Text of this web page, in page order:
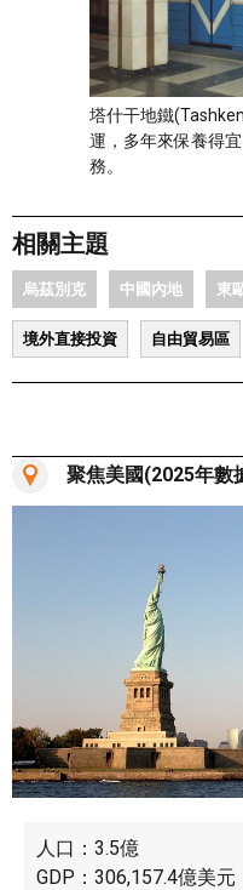
塔什干地鐵
運，多年來保養得
務。
相關主題
烏茲別克 中國內地 東
境外直接投資 自由貿易區
聚焦美國(2025年數
人口：3.5億
GDP：306,157.4億美元